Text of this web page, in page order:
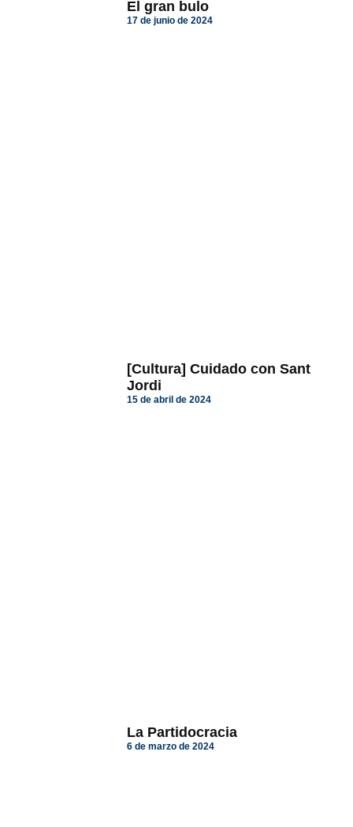
El gran bulo
17 de junio de 2024
[Cultura] Cuidado con Sant
Jordi
15 de abril de 2024
La Partidocracia
6 de marzo de 2024